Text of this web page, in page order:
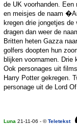
de UK voorhanden. Een
en meisjes de naam
kregen drie jongetjes
dragen dan weer de
Britten heten Gazza
golfers doopten hun
blijken voornamen. Drie
Ook personages uit
Harry Potter gekregen.
personage uit de Lord
Luna 21-11-06 - ©Teletekst